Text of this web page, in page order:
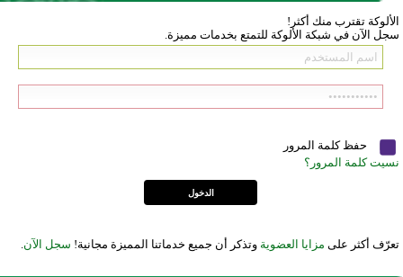
الألوكة تقترب منك أكثر!
سجل الآن في شبكة الألوكة للتمتع بخدمات مميزة.
حفظ كلمة المرور
نسيت كلمة المرور؟
تعرّف أكثر على مزايا العضوية وتذكر أن جميع خدماتنا المميزة مجانية! سجل الآن.